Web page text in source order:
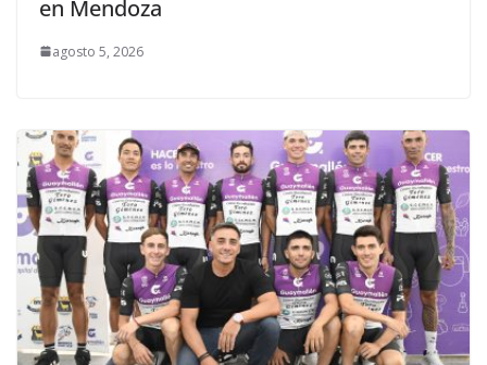
en Mendoza
agosto 5, 2026